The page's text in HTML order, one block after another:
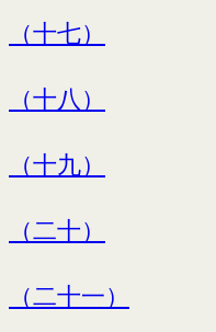
（十七）
（十八）
（十九）
（二十）
（二十一）